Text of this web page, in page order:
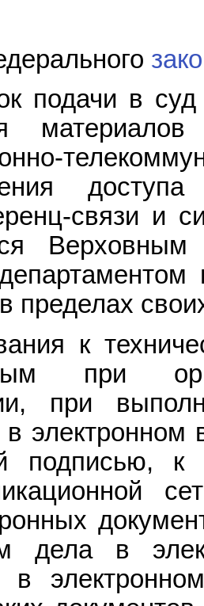
подачи в
связи и
пределах
к
при
при
в электронном
подписью, к
дела в
в